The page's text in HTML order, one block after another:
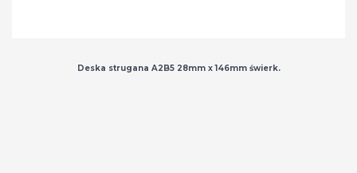
Deska strugana A2B5 28mm x 146mm świerk.